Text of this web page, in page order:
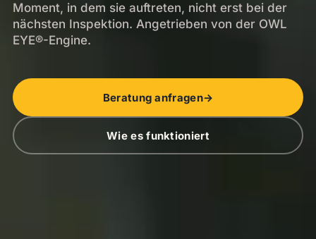
Moment, in dem sie auftreten, nicht erst bei der
nächsten Inspektion. Angetrieben von der OWL
EYE®-Engine.
Beratung anfragen→
Wie es funktioniert